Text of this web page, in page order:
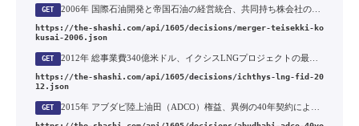
GET 2006年 国際石油開発と帝国石油の経営統合、共同持ち株会社の設立
https://the-shashi.com/api/1605/decisions/merger-teisekki-ko
kusai-2006.json
GET 2012年 総事業費340億米ドル、イクシスLNGプロジェクトの最終投資決定
https://the-shashi.com/api/1605/decisions/ichthys-lng-fid-20
12.json
GET